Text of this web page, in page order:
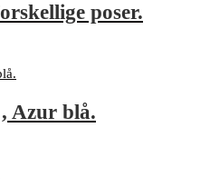
poser.
Azur blå.